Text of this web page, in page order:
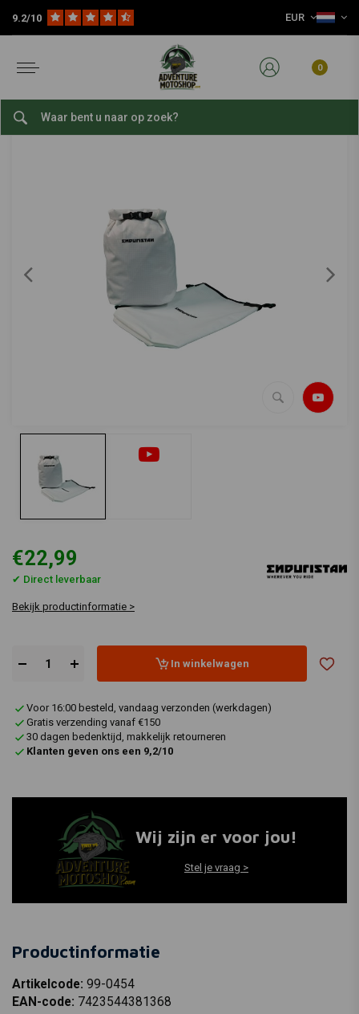
9.2/10 EUR
0
Reis Accessoires Overige Tassen Isolatiezakken | 7,5Ltr
bekijk alles van Enduristan
Isolatiezakken | 7,5Ltr
€22,99
✔ Direct leverbaar
Bekijk productinformatie >
In winkelwagen
Voor 16:00 besteld, vandaag verzonden (werkdagen)
Gratis verzending vanaf €150
30 dagen bedenktijd, makkelijk retourneren
Klanten geven ons een 9,2/10
Wij zijn er voor jou!
Stel je vraag >
Productinformatie
Artikelcode: 99-0454
EAN-code: 7423544381368